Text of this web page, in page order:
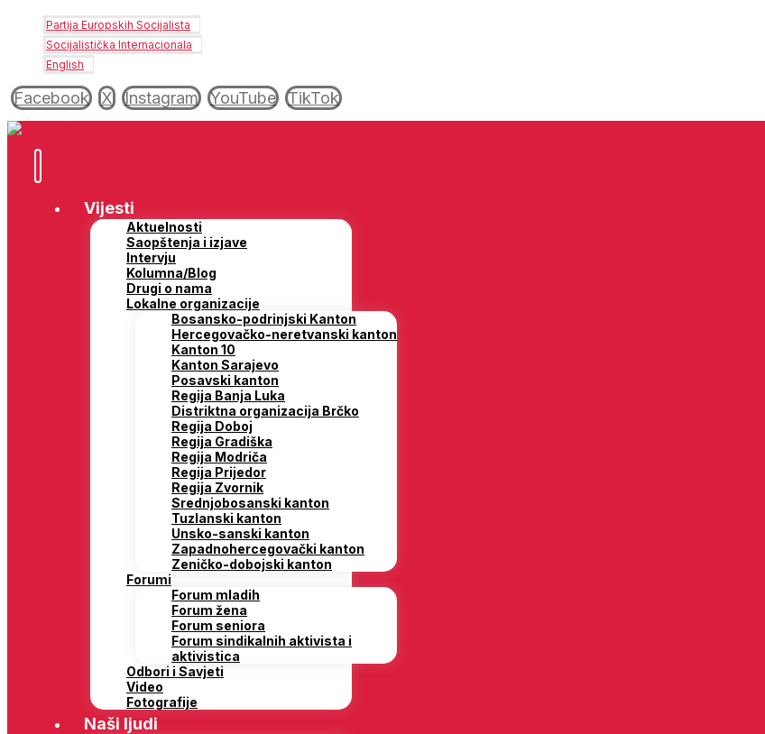
Partija Europskih Socijalista
Socijalistička Internacionala
English
Facebook X Instagram YouTube TikTok
Vijesti
Aktuelnosti
Saopštenja i izjave
Intervju
Kolumna/Blog
Drugi o nama
Lokalne organizacije
Bosansko-podrinjski Kanton
Hercegovačko-neretvanski kanton
Kanton 10
Kanton Sarajevo
Posavski kanton
Regija Banja Luka
Distriktna organizacija Brčko
Regija Doboj
Regija Gradiška
Regija Modriča
Regija Prijedor
Regija Zvornik
Srednjobosanski kanton
Tuzlanski kanton
Unsko-sanski kanton
Zapadnohercegovački kanton
Zeničko-dobojski kanton
Forumi
Forum mladih
Forum žena
Forum seniora
Forum sindikalnih aktivista i
aktivistica
Odbori i Savjeti
Video
Fotografije
Naši ljudi